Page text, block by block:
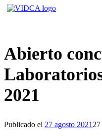
Saltar
Abierto
2021
Publicado el 27 agosto 2021 27